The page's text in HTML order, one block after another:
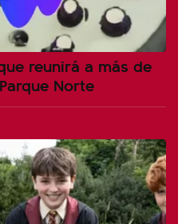
reunirá a más de
Norte